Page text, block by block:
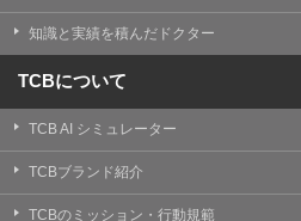
知識と実績を積んだドクター
TCBについて
TCB AI シミュレーター
TCBブランド紹介
TCBのミッション・行動規範